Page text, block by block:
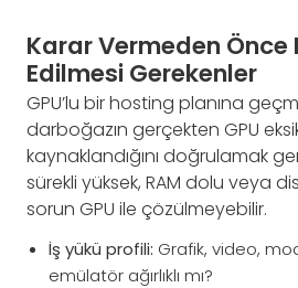
Karar Vermeden Önce
Edilmesi Gerekenler
GPU’lu bir hosting planına
darboğazın gerçekten GPU
kaynaklandığını doğrulamak
sürekli yüksek, RAM dolu veya
sorun GPU ile çözülmeyebilir.
İş yükü profili: Grafik, video,
emülatör ağırlıklı mı?